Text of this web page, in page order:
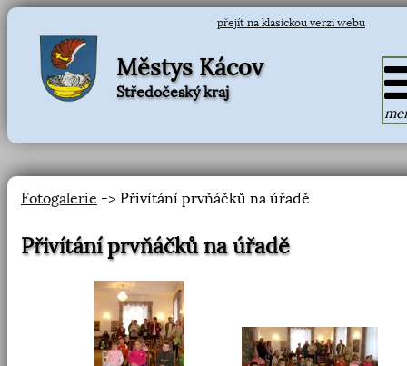
přejít na klasickou verzi webu
Městys Kácov
Středočeský kraj
Fotogalerie -> Přivítání prvňáčků na úřadě
Přivítání prvňáčků na úřadě